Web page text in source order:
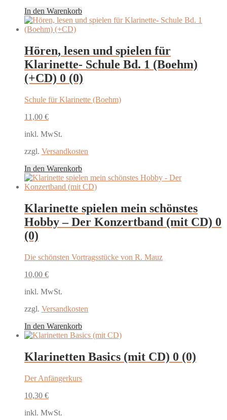
In den Warenkorb
Hören, lesen und spielen für
Klarinette- Schule Bd. 1 (Boehm)
(+CD) 0 (0)
Schule für Klarinette (Boehm)
11,00 €
inkl. MwSt.
zzgl. Versandkosten
In den Warenkorb
Klarinette spielen mein schönstes
Hobby – Der Konzertband (mit CD) 0
(0)
Die schönsten Vortragsstücke von R. Mauz
10,00 €
inkl. MwSt.
zzgl. Versandkosten
In den Warenkorb
Klarinetten Basics (mit CD) 0 (0)
Der Anfängerkurs
10,30 €
inkl. MwSt.